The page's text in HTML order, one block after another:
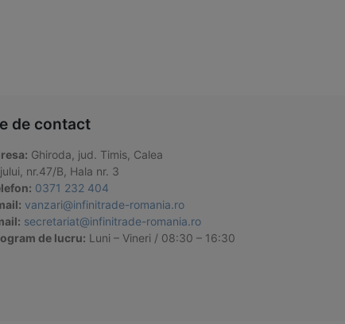
de contact
Ghiroda, jud. Timis, Calea
nr.47/B, Hala nr. 3
0371 232 404
vanzari@infinitrade-romania.ro
secretariat@infinitrade-romania.ro
de lucru: Luni – Vineri / 08:30 – 16:30